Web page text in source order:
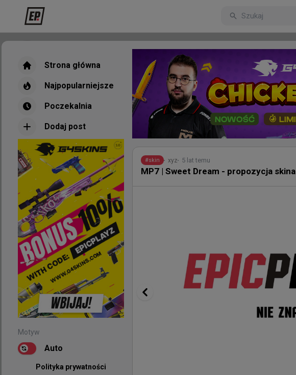
Dodaj post
Motyw
Nowe
Strona główna
Najpopularniejsze
Poczekalnia
Dodaj post
Motyw
Auto
Polityka prywatności
#skin xyz 5 lat temu
MP7 | Sweet Dream - propozycja skina